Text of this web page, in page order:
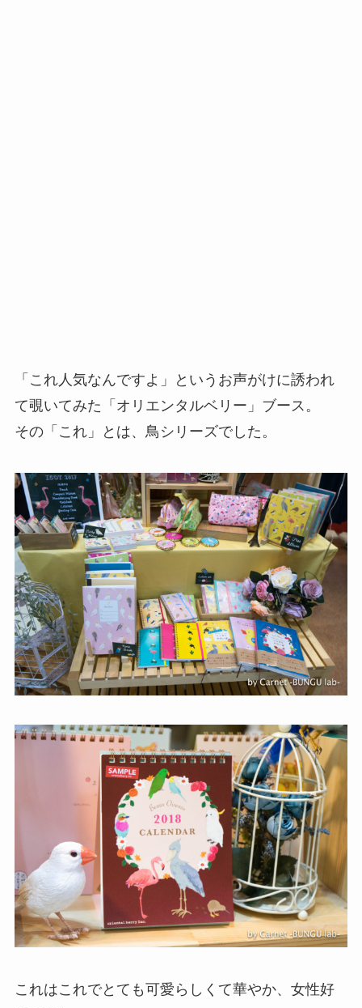
「これ人気なんですよ」というお声がけに誘われ
て覗いてみた「オリエンタルベリー」ブース。
その「これ」とは、鳥シリーズでした。
これはこれでとても可愛らしくて華やか、女性好